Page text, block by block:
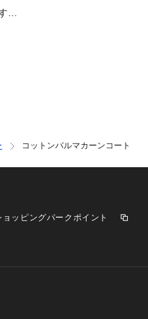
す
コットンバルマカーンコート
ョッピングパークポイント